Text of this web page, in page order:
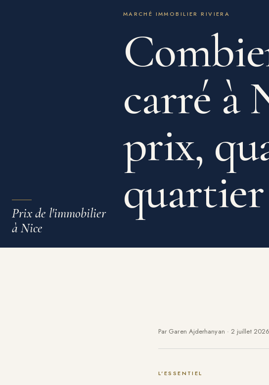
Prix de l'immobilier
à Nice
MARCHÉ IMMOBILIER RIVIERA
carré à
prix,
quartier
Par Garen Ajderhanyan · 2 juillet 2026
L'ESSENTIEL